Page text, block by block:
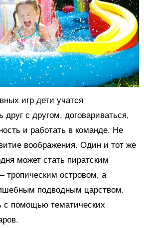
игр дети учатся
друг с другом, договариваться,
и работать в команде. Не
воображения. Один и тот же
может стать пиратским
тропическим островом, а
подводным царством.
с помощью тематических